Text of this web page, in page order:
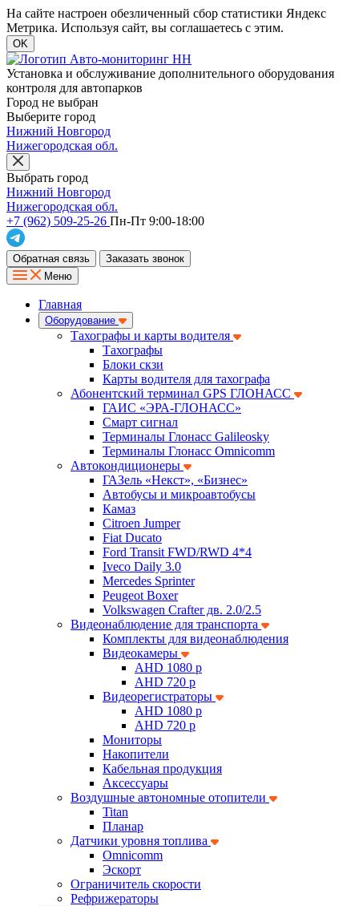
На сайте настроен обезличенный сбор статистики Яндекс
Метрика. Используя сайт, вы соглашаетесь с этим.
OK
Установка и обслуживание дополнительного оборудования
контроля для автопарков
Город не выбран
Выберите город
Нижний Новгород
Нижегородская обл.
Выбрать город
Нижний Новгород
Нижегородская обл.
+7 (962) 509-25-26 Пн-Пт 9:00-18:00
Обратная связь
Заказать звонок
Меню
Главная
Оборудование
Тахографы и карты водителя
Тахографы
Блоки скзи
Карты водителя для тахографа
Абонентский терминал GPS ГЛОНАСС
ГАИС «ЭРА-ГЛОНАСС»
Смарт сигнал
Терминалы Глонасс Galileosky
Терминалы Глонасс Omnicomm
Автокондиционеры
ГАЗель «Некст», «Бизнес»
Автобусы и микроавтобусы
Камаз
Citroen Jumper
Fiat Ducato
Ford Transit FWD/RWD 4*4
Iveco Daily 3.0
Mercedes Sprinter
Peugeot Boxer
Volkswagen Crafter дв. 2.0/2.5
Видеонаблюдение для транспорта
Комплекты для видеонаблюдения
Видеокамеры
AHD 1080 p
AHD 720 p
Видеорегистраторы
AHD 1080 p
AHD 720 p
Мониторы
Накопители
Кабельная продукция
Аксессуары
Воздушные автономные отопители
Titan
Планар
Датчики уровня топлива
Omnicomm
Эскорт
Ограничитель скорости
Рефрижераторы